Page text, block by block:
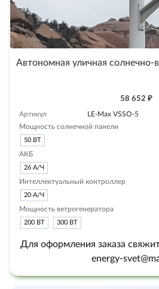
58 652 ₽
Артикул
LE-Max VSSO-5
Мощность солнечной панели
50 ВТ
АКБ
26 А/Ч
Интеллектуальный контроллер
20 А/Ч
Мощность ветрогенератора
200 ВТ 300 ВТ
Для оформления заказа
energy-